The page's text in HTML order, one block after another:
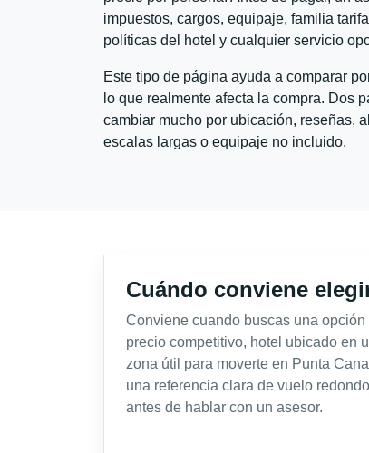
impuestos, cargos, equipaje, familia
políticas del hotel y cualquier servicio
Este tipo de página ayuda a comparar
lo que realmente afecta la compra. Dos
cambiar mucho por ubicación, reseñas,
escalas largas o equipaje no incluido.
Cuándo conviene
Conviene cuando buscas una opción
precio competitivo, hotel ubicado en
zona útil para moverte en Punta
una referencia clara de vuelo redondo
antes de hablar con un asesor.